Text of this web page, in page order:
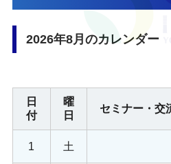
2026年8月のカレンダー
日
付
曜
日
セミナー・交
1 土